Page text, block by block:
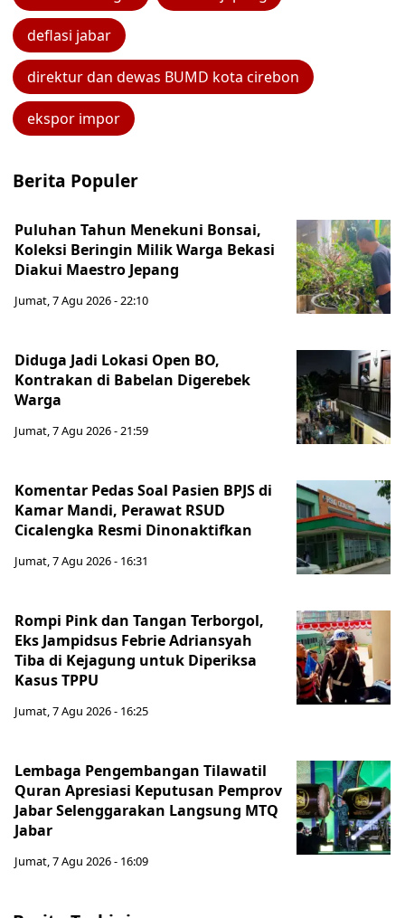
deflasi jabar
direktur dan dewas BUMD kota cirebon
ekspor impor
Berita Populer
Puluhan Tahun Menekuni Bonsai,
Koleksi Beringin Milik Warga Bekasi
Diakui Maestro Jepang
Jumat, 7 Agu 2026 - 22:10
Diduga Jadi Lokasi Open BO,
Kontrakan di Babelan Digerebek
Warga
Jumat, 7 Agu 2026 - 21:59
Komentar Pedas Soal Pasien BPJS di
Kamar Mandi, Perawat RSUD
Cicalengka Resmi Dinonaktifkan
Jumat, 7 Agu 2026 - 16:31
Rompi Pink dan Tangan Terborgol,
Eks Jampidsus Febrie Adriansyah
Tiba di Kejagung untuk Diperiksa
Kasus TPPU
Jumat, 7 Agu 2026 - 16:25
Lembaga Pengembangan Tilawatil
Quran Apresiasi Keputusan Pemprov
Jabar Selenggarakan Langsung MTQ
Jabar
Jumat, 7 Agu 2026 - 16:09